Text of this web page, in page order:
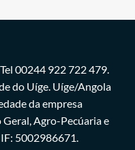
00244 922 722 479.
do Uíge. Uíge/Angola
da empresa
Agro-Pecúaria e
5002986671.